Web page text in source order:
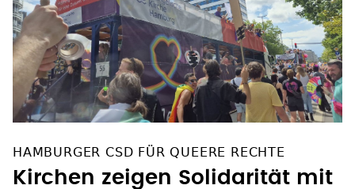
HAMBURGER CSD FÜR QUEERE RECHTE
Kirchen zeigen Solidarität mit